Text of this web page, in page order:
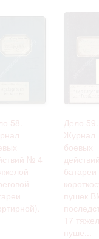
58.
№ 4
Дело 59.
Журнал
боевых
батареи
пушек
17
пуше...